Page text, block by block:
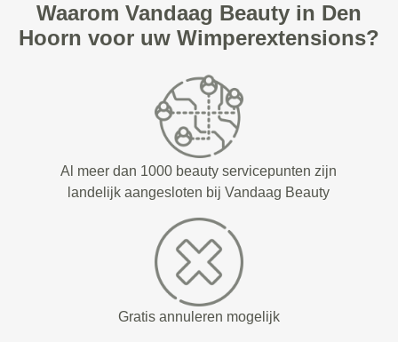
Waarom Vandaag Beauty in Den
Hoorn voor uw Wimperextensions?
Al meer dan 1000 beauty servicepunten zijn
landelijk aangesloten bij Vandaag Beauty
Gratis annuleren mogelijk